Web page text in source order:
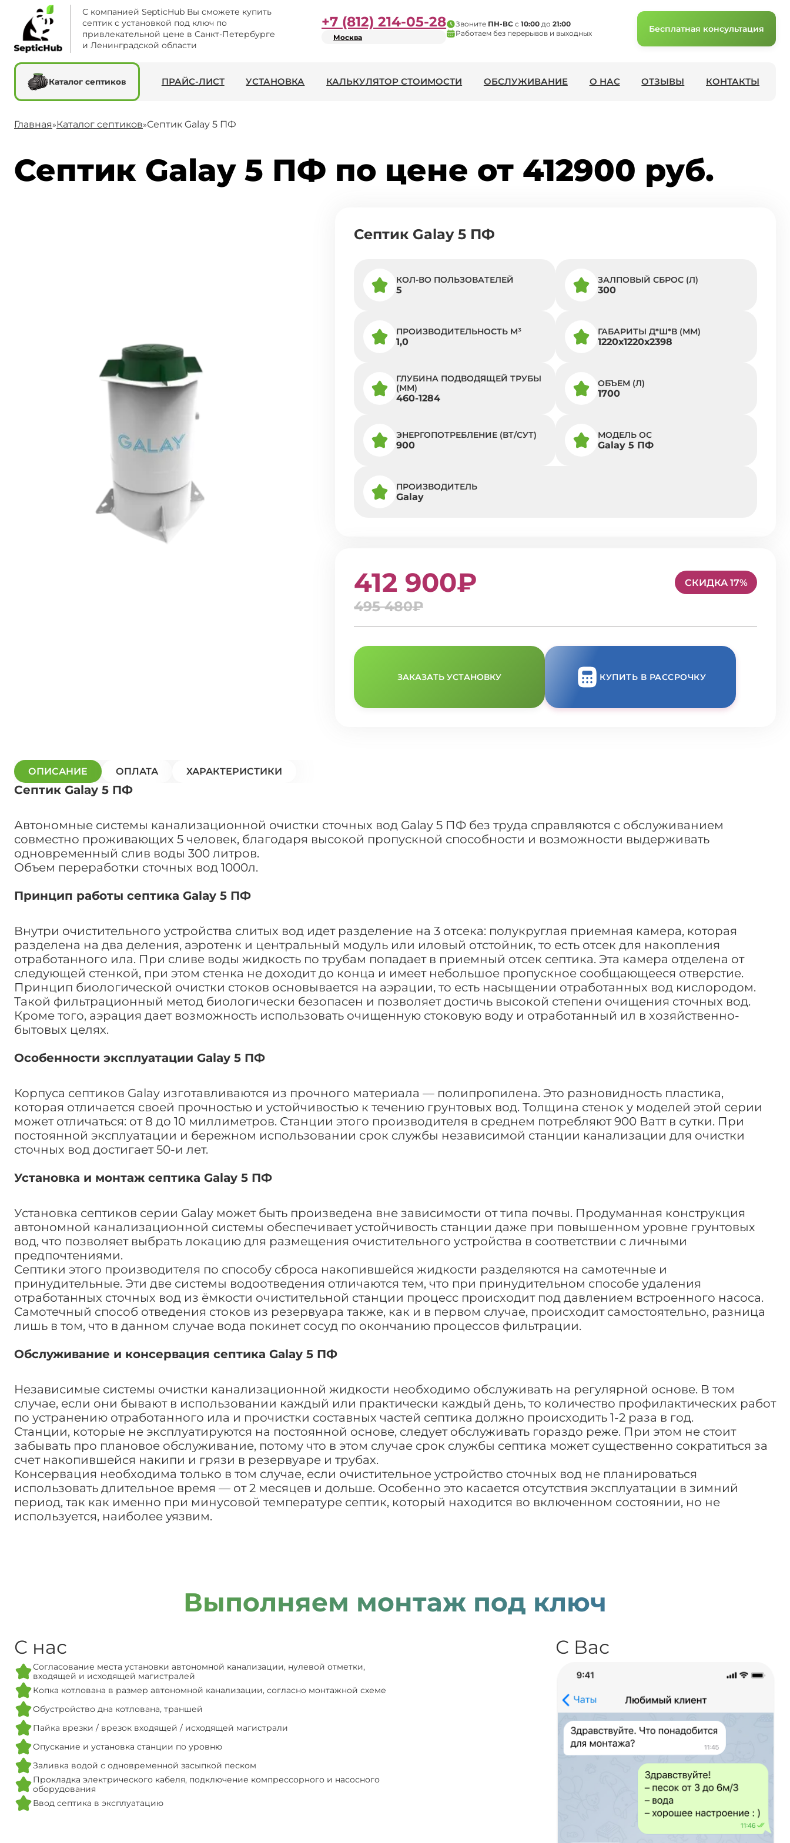
С компанией SepticHub Вы сможете купить
септик с установкой под ключ по
привлекательной цене в Санкт-Петербурге
и Ленинградской области
+7 (812) 214-05-28
Москва
Звоните ПН-ВС с10:00 до21:00
Работаем без перерывов и выходных
Бесплатная консультация
Каталог септиков ПРАЙС-ЛИСТ УСТАНОВКА КАЛЬКУЛЯТОР СТОИМОСТИ ОБСЛУЖИВАНИЕ О НАС ОТЗЫВЫ КОНТАКТЫ
Главная»Каталог септиков»Септик Galay 5 ПФ
Септик Galay 5 ПФ по цене от 412900 руб.
Септик Galay 5 ПФ
КОЛ-ВО ПОЛЬЗОВАТЕЛЕЙ
5
ЗАЛПОВЫЙ СБРОС (Л)
300
ПРОИЗВОДИТЕЛЬНОСТЬ M³
1,0
ГАБАРИТЫ Д*Ш*В (ММ)
1220х1220х2398
ГЛУБИНА ПОДВОДЯЩЕЙ ТРУБЫ
(ММ)
460-1284
ОБЪЕМ (Л)
1700
ЭНЕРГОПОТРЕБЛЕНИЕ (ВТ/СУТ)
900
МОДЕЛЬ ОС
Galay 5 ПФ
ПРОИЗВОДИТЕЛЬ
Galay
412 900₽
495 480₽
СКИДКА 17%
ЗАКАЗАТЬ УСТАНОВКУ КУПИТЬ В РАССРОЧКУ
ОПИСАНИЕ ОПЛАТА ХАРАКТЕРИСТИКИ
Септик Galay 5 ПФ
Автономные системы канализационной очистки сточных вод Galay 5 ПФ без труда справляются с обслуживанием
совместно проживающих 5 человек, благодаря высокой пропускной способности и возможности выдерживать
одновременный слив воды 300 литров.
Объем переработки сточных вод 1000л.
Принцип работы септика Galay 5 ПФ
Внутри очистительного устройства слитых вод идет разделение на 3 отсека: полукруглая приемная камера, которая
разделена на два деления, аэротенк и центральный модуль или иловый отстойник, то есть отсек для накопления
отработанного ила. При сливе воды жидкость по трубам попадает в приемный отсек септика. Эта камера отделена от
следующей стенкой, при этом стенка не доходит до конца и имеет небольшое пропускное сообщающееся отверстие.
Принцип биологической очистки стоков основывается на аэрации, то есть насыщении отработанных вод кислородом.
Такой фильтрационный метод биологически безопасен и позволяет достичь высокой степени очищения сточных вод.
Кроме того, аэрация дает возможность использовать очищенную стоковую воду и отработанный ил в хозяйственно-
бытовых целях.
Особенности эксплуатации Galay 5 ПФ
Корпуса септиков Galay изготавливаются из прочного материала — полипропилена. Это разновидность пластика,
которая отличается своей прочностью и устойчивостью к течению грунтовых вод. Толщина стенок у моделей этой серии
может отличаться: от 8 до 10 миллиметров. Станции этого производителя в среднем потребляют 900 Ватт в сутки. При
постоянной эксплуатации и бережном использовании срок службы независимой станции канализации для очистки
сточных вод достигает 50-и лет.
Установка и монтаж септика Galay 5 ПФ
Установка септиков серии Galay может быть произведена вне зависимости от типа почвы. Продуманная конструкция
автономной канализационной системы обеспечивает устойчивость станции даже при повышенном уровне грунтовых
вод, что позволяет выбрать локацию для размещения очистительного устройства в соответствии с личными
предпочтениями.
Септики этого производителя по способу сброса накопившейся жидкости разделяются на самотечные и
принудительные. Эти две системы водоотведения отличаются тем, что при принудительном способе удаления
отработанных сточных вод из ёмкости очистительной станции процесс происходит под давлением встроенного насоса.
Самотечный способ отведения стоков из резервуара также, как и в первом случае, происходит самостоятельно, разница
лишь в том, что в данном случае вода покинет сосуд по окончанию процессов фильтрации.
Обслуживание и консервация септика Galay 5 ПФ
Независимые системы очистки канализационной жидкости необходимо обслуживать на регулярной основе. В том
случае, если они бывают в использовании каждый или практически каждый день, то количество профилактических работ
по устранению отработанного ила и прочистки составных частей септика должно происходить 1-2 раза в год.
Станции, которые не эксплуатируются на постоянной основе, следует обслуживать гораздо реже. При этом не стоит
забывать про плановое обслуживание, потому что в этом случае срок службы септика может существенно сократиться за
счет накопившейся накипи и грязи в резервуаре и трубах.
Консервация необходима только в том случае, если очистительное устройство сточных вод не планироваться
использовать длительное время — от 2 месяцев и дольше. Особенно это касается отсутствия эксплуатации в зимний
период, так как именно при минусовой температуре септик, который находится во включенном состоянии, но не
используется, наиболее уязвим.
Выполняем монтаж под ключ
С нас
Согласование места установки автономной канализации, нулевой отметки,
входящей и исходящей магистралей
Копка котлована в размер автономной канализации, согласно монтажной схеме
Обустройство дна котлована, траншей
Пайка врезки / врезок входящей / исходящей магистрали
Опускание и установка станции по уровню
Заливка водой с одновременной засыпкой песком
Прокладка электрического кабеля, подключение компрессорного и насосного
оборудования
Ввод септика в эксплуатацию
С Вас